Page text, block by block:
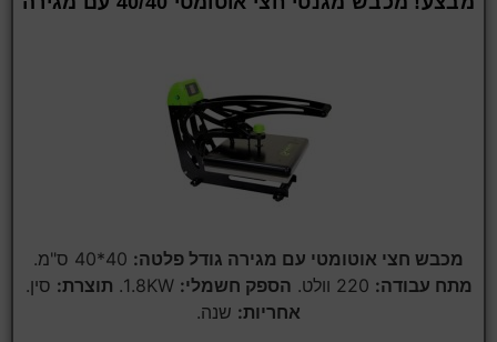
מכבש חצי אוטומטי עם מגירה גודל פלטה:
מתח עבודה:
הספק חשמלי: 1.8KW. תוצרת: סין.
אחריות: שנה.